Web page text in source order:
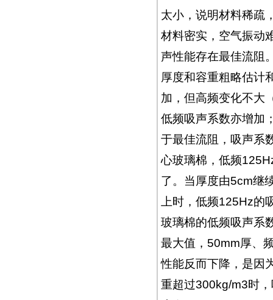
太小，说明材料稀疏
材料密实，空气振动
声性能存在最佳流阻
厚度和容重粗略估计
加，但高频变化不大
低频吸声系数亦增加
于最佳流阻，吸声系
心玻璃棉，低频
了。当厚度由5cm继
上时，低频125Hz
玻璃棉的低频吸声系
最大值，50mm厚、
性能反而下降，是因
重超过300kg/m3时